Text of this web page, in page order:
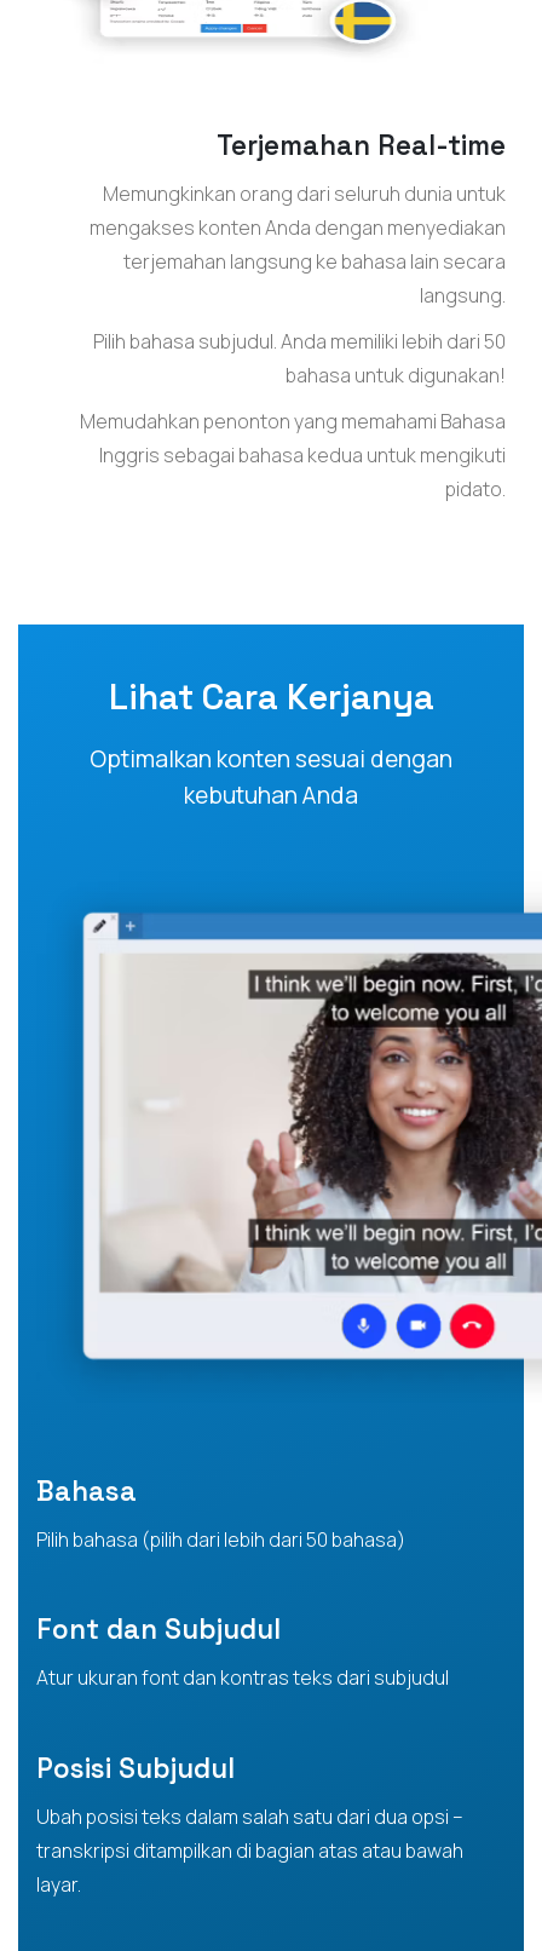
Terjemahan Real-time
Memungkinkan orang dari seluruh dunia untuk
mengakses konten Anda dengan menyediakan
terjemahan langsung ke bahasa lain secara
langsung.
Pilih bahasa subjudul. Anda memiliki lebih dari 50
bahasa untuk digunakan!
Memudahkan penonton yang memahami Bahasa
Inggris sebagai bahasa kedua untuk mengikuti
pidato.
Lihat Cara Kerjanya
Optimalkan konten sesuai dengan
kebutuhan Anda
Bahasa
Pilih bahasa (pilih dari lebih dari 50 bahasa)
Font dan Subjudul
Atur ukuran font dan kontras teks dari subjudul
Posisi Subjudul
Ubah posisi teks dalam salah satu dari dua opsi –
transkripsi ditampilkan di bagian atas atau bawah
layar.